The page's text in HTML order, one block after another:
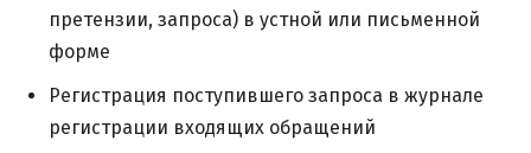
претензии, запроса) в устной или письменной
форме
Регистрация поступившего запроса в журнале
регистрации входящих обращений